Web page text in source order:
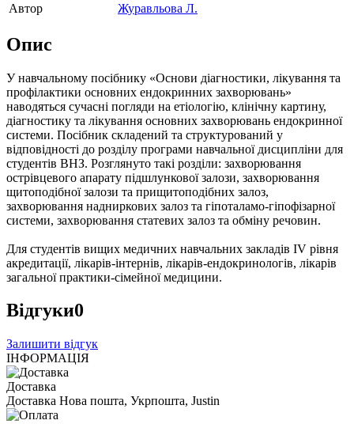
Автор
Журавльова Л.
Опис
У навчальному посібнику «Основи діагностики, лікування та
профілактики основних ендокринних захворювань»
наводяться сучасні погляди на етіологію, клінічну картину,
діагностику та лікування основних захворювань ендокринної
системи. Посібник складений та структурований у
відповідності до розділу програми навчальної дисципліни для
студентів ВНЗ. Розглянуто такі розділи: захворювання
острівцевого апарату підшлункової залози, захворювання
щитоподібної залози та прищитоподібних залоз,
захворювання надниркових залоз та гіпоталамо-гіпофізарної
системи, захворювання статевих залоз та обміну речовин.
Для студентів вищих медичних навчальних закладів IV рівня
акредитації, лікарів-інтернів, лікарів-ендокринологів, лікарів
загальної практики-сімейної медицини.
Відгуки0
Залишити відгук
ІНФОРМАЦІЯ
Доставка
Доставка Нова пошта, Укрпошта, Justin